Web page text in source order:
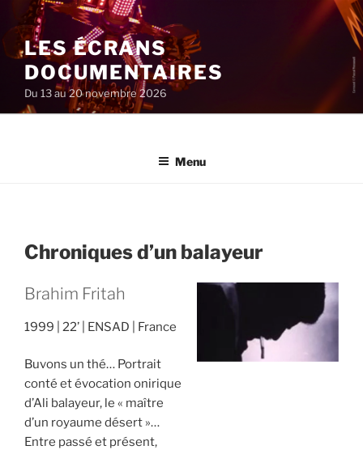
au
contenu
principal
LES ÉCRANS
DOCUMENTAIRES
Du 13 au 20 novembre 2026
Menu
Chroniques d’un balayeur
Brahim Fritah
1999 22’ ENSAD France
Buvons un thé… Portrait
conté et évocation onirique
d’Ali balayeur, le « maître
d’un royaume désert »…
Entre passé et présent,